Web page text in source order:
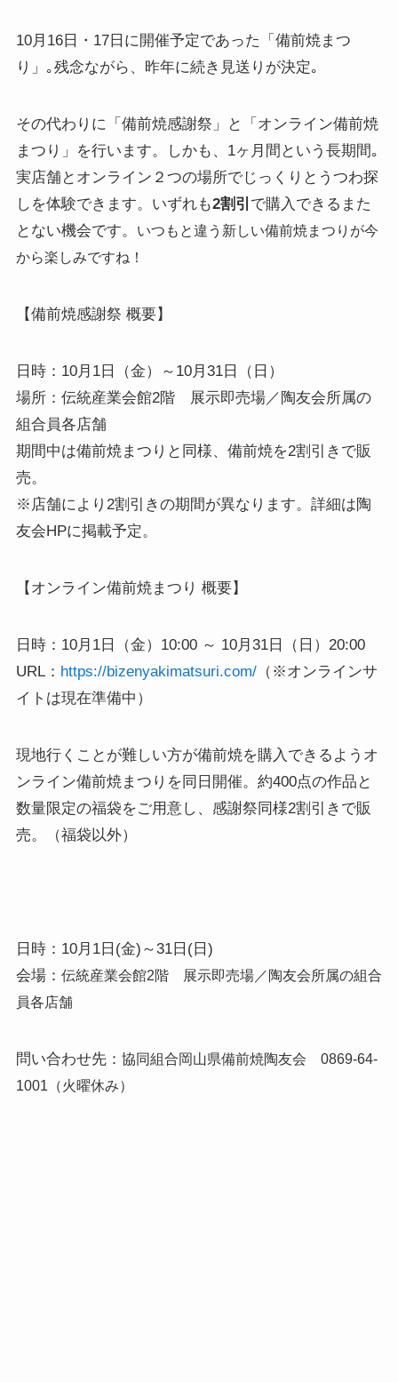
10月16日・17日に開催予定であった「備前焼まつ
り」｡残念ながら、昨年に続き見送りが決定｡
その代わりに「備前焼感謝祭」と「オンライン備前焼
まつり」を行います。しかも、1ヶ月間という長期間｡
実店舗とオンライン２つの場所でじっくりとうつわ探
しを体験できます。いずれも2割引 で購入できるまた
とない機会です。 いつもと違う新しい備前焼まつりが今
から楽しみですね！
【備前焼感謝祭 概要】
日時：10月1日（金）～10月31日（日）
場所：伝統産業会館2階 展示即売場／陶友会所属の
組合員各店舗
期間中は備前焼まつりと同様、備前焼を2割引きで販
売。
※店舗により2割引きの期間が異なります。詳細は陶
友会HPに掲載予定。
【オンライン備前焼まつり 概要】
日時：10月1日（金）10:00 ～ 10月31日（日）20:00
URL： https://bizenyakimatsuri.com/（※オンラインサ
イトは現在準備中）
現地行くことが難しい方が備前焼を購入できるようオ
ンライン備前焼まつりを同日開催。約400点の作品と
数量限定の福袋をご用意し、感謝祭同様2割引きで販
売。（福袋以外）
日時：10月1日(金)～31日(日)
会場： 伝統産業会館2階 展示即売場／陶友会所属の組合
員各店舗
問い合わせ先： 協同組合岡山県備前焼陶友会 0869-64-
1001（火曜休み）